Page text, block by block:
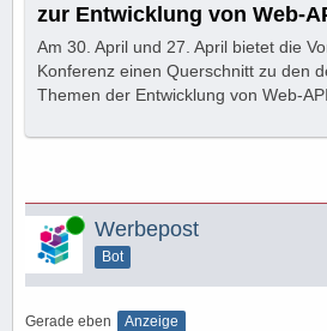
zur Entwicklung von Web-
Am 30. April und 27. April bietet die
Konferenz einen Querschnitt zu den
Themen der Entwicklung von Web-
Online Werbepost
Bot
Gerade eben Anzeige